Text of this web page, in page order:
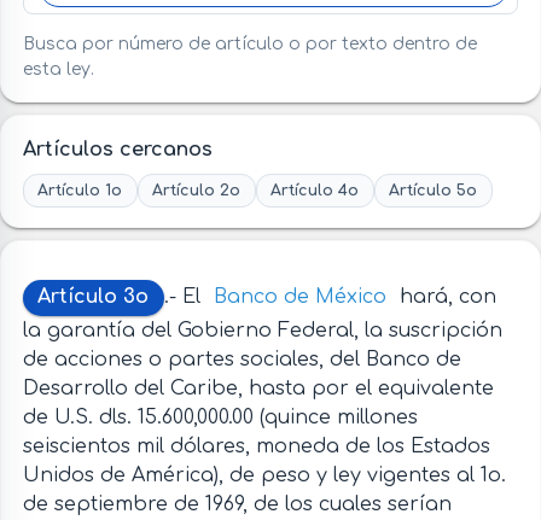
Busca por número de artículo o por texto dentro de
esta ley.
Artículos cercanos
Artículo 1o Artículo 2o Artículo 4o Artículo 5o
Artículo 3o .- El Banco de México
hará, con
la garantía del Gobierno Federal, la suscripción
de acciones o partes sociales, del Banco de
Desarrollo del Caribe, hasta por el equivalente
de U.S. dls. 15.600,000.00 (quince millones
seiscientos mil dólares, moneda de los Estados
Unidos de América), de peso y ley vigentes al 1o.
de septiembre de 1969, de los cuales serían